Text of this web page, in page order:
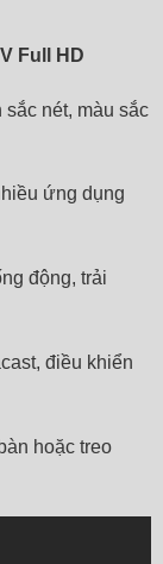
Full HD
nét, màu sắc
ứng dụng
động, trải
điều khiển
hoặc treo